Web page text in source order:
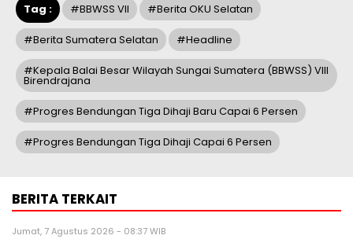
Tag : #BBWSS VII #Berita OKU Selatan
#Berita Sumatera Selatan #Headline
#Kepala Balai Besar Wilayah Sungai Sumatera (BBWSS) VIII
Birendrajana
#Progres Bendungan Tiga Dihaji Baru Capai 6 Persen
#Progres Bendungan Tiga Dihaji Capai 6 Persen
BERITA TERKAIT
Jumat, 7 Agustus 2026 - 08:37 WIB